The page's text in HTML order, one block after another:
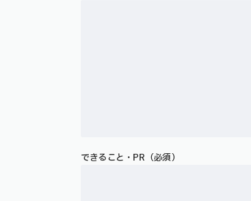
できること・PR（必須）